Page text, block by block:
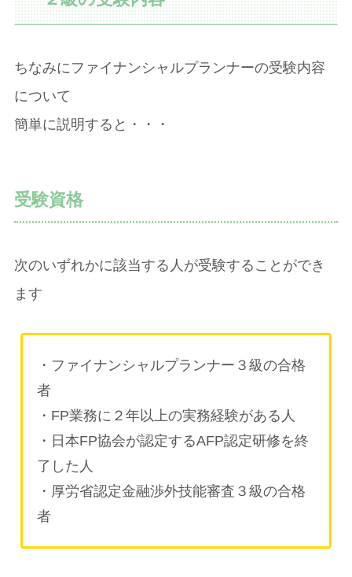
ちなみにファイナンシャルプランナーの受験内容
について
簡単に説明すると・・・
受験資格
次のいずれかに該当する人が受験することができ
ます
・ファイナンシャルプランナー３級の合格
者
・FP業務に２年以上の実務経験がある人
・日本FP協会が認定するAFP認定研修を終
了した人
・厚労省認定金融渉外技能審査３級の合格
者